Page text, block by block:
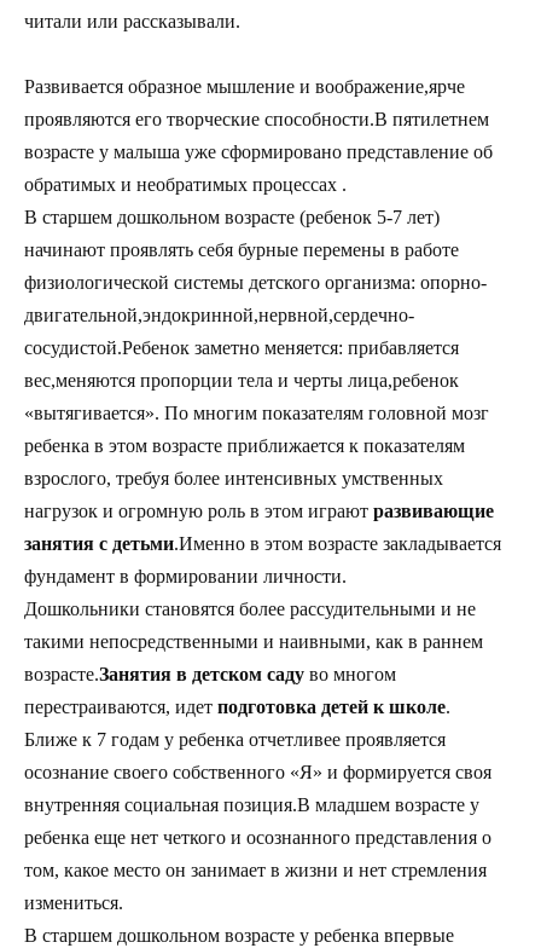
читали или рассказывали.
Развивается образное мышление и воображение,ярче
проявляются его творческие способности.В пятилетнем
возрасте у малыша уже сформировано представление об
обратимых и необратимых процессах .
В старшем дошкольном возрасте (ребенок 5-7 лет)
начинают проявлять себя бурные перемены в работе
физиологической системы детского организма: опорно-
двигательной,эндокринной,нервной,сердечно-
сосудистой.Ребенок заметно меняется: прибавляется
вес,меняются пропорции тела и черты лица,ребенок
«вытягивается». По многим показателям головной мозг
ребенка в этом возрасте приближается к показателям
взрослого, требуя более интенсивных умственных
нагрузок и огромную роль в этом играют развивающие
занятия с детьми.Именно в этом возрасте закладывается
фундамент в формировании личности.
Дошкольники становятся более рассудительными и не
такими непосредственными и наивными, как в раннем
возрасте.Занятия в детском саду во многом
перестраиваются, идет подготовка детей к школе.
Ближе к 7 годам у ребенка отчетливее проявляется
осознание своего собственного «Я» и формируется своя
внутренняя социальная позиция.В младшем возрасте у
ребенка еще нет четкого и осознанного представления о
том, какое место он занимает в жизни и нет стремления
измениться.
В старшем дошкольном возрасте у ребенка впервые